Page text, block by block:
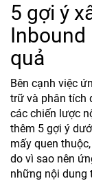
5 gợi ý
Inbound
quả
Bên cạnh việc
trữ và phân tích
các chiến lược
thêm 5 gợi ý
mấy quen
do vì sao nên
những nội dung